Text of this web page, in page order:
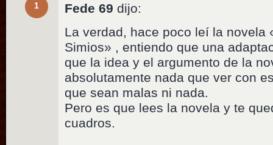
1 Fede 69 dijo:
La verdad, hace poco leí la novela
Simios» , entiendo que una
que la idea y el argumento de la
absolutamente nada que ver con
que sean malas ni nada.
Pero es que lees la novela y te
cuadros.